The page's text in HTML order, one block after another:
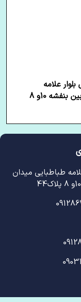
علامه
طباطبایی میدان سپاه خیابان ستاره بین بنفشه 10و 8
طباطبایی میدان